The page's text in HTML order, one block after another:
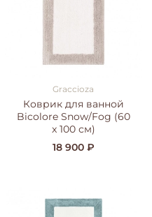
Graccioza
Коврик для ванной
Bicolore Snow/Fog (60
x 100 см)
18 900 ₽